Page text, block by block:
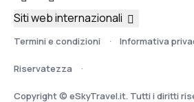
Termini e condizioni Informativa
Riservatezza
Copyright © eSkyTravel.it. Tutti i diritti
Siti web internazionali